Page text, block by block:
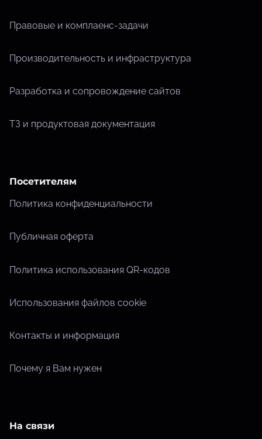
Правовые и комплаенс-задачи
Производительность и инфраструктура
Разработка и сопровождение сайтов
ТЗ и продуктовая документация
Посетителям
Политика конфиденциальности
Публичная оферта
Политика использования QR-кодов
Использования файлов cookie
Контакты и информация
Почему я Вам нужен
На связи